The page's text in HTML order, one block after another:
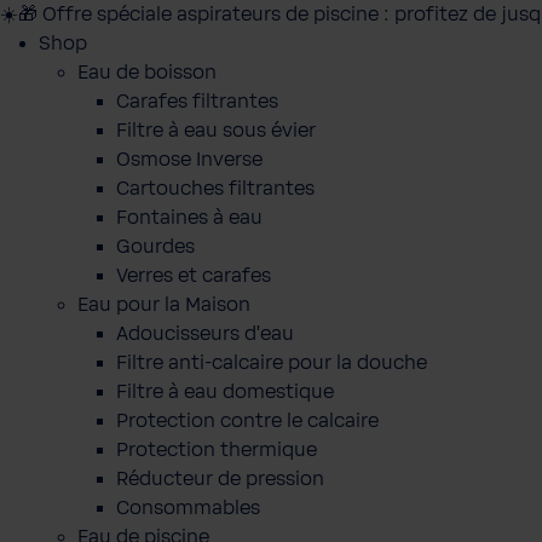
☀️🎁 Offre spéciale aspirateurs de piscine : profitez de
Shop
Eau de boisson
Carafes filtrantes
Filtre à eau sous évier
Osmose Inverse
Cartouches filtrantes
Fontaines à eau
Gourdes
Verres et carafes
Eau pour la Maison
Adoucisseurs d'eau
Filtre anti-calcaire pour la douche
Filtre à eau domestique
Protection contre le calcaire
Protection thermique
Réducteur de pression
Consommables
Eau de piscine